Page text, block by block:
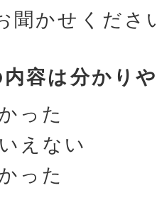
聞かせくださ
容は分かり
った
えない
った